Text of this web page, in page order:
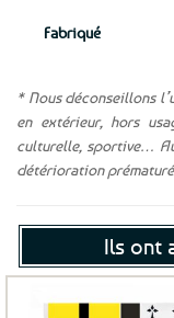
Fabriqué
* Nous déconseillons
en extérieur, hors
culturelle, sportive…
détérioration
Ils ont